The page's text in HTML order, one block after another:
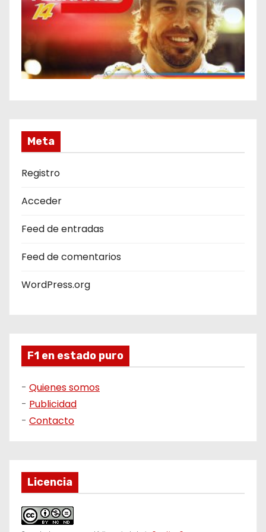
Meta
Registro
Acceder
Feed de entradas
Feed de comentarios
WordPress.org
F1 en estado puro
- Quienes somos
- Publicidad
- Contacto
Licencia